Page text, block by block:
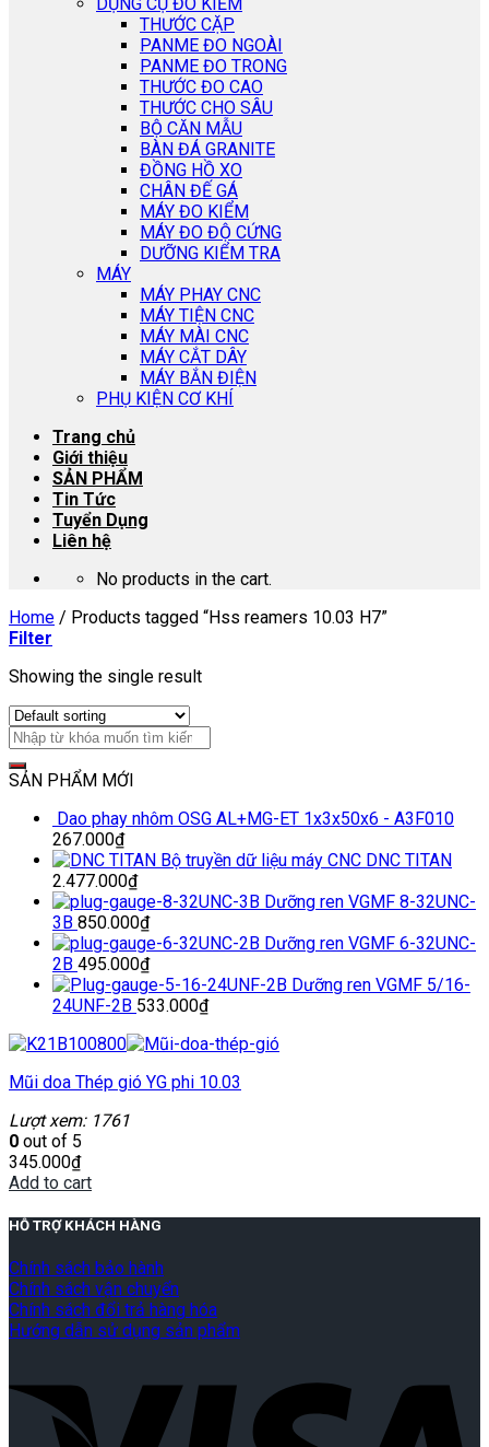
THƯỚC CẶP
PANME ĐO NGOÀI
PANME ĐO TRONG
THƯỚC ĐO CAO
THƯỚC CHO SÂU
BỘ CĂN MẪU
BÀN ĐÁ GRANITE
ĐỒNG HỒ XO
CHÂN ĐẾ GÁ
MÁY ĐO KIỂM
MÁY ĐO ĐỘ CỨNG
DƯỠNG KIỂM TRA
MÁY
MÁY PHAY CNC
MÁY TIỆN CNC
MÁY MÀI CNC
MÁY CẮT DÂY
MÁY BẮN ĐIỆN
PHỤ KIỆN CƠ KHÍ
Trang chủ
Giới thiệu
SẢN PHẨM
Tin Tức
Tuyển Dụng
Liên hệ
No products in the cart.
Home / Products tagged “Hss reamers 10.03 H7”
Filter
Showing the single result
SẢN PHẨM MỚI
Dao phay nhôm OSG AL+MG-ET 1x3x50x6 - A3F010
267.000₫
Bộ truyền dữ liệu máy CNC DNC TITAN
2.477.000₫
Dưỡng ren VGMF 8-32UNC-
3B 850.000₫
Dưỡng ren VGMF 6-32UNC-
2B 495.000₫
Dưỡng ren VGMF 5/16-
24UNF-2B 533.000₫
Mũi doa Thép gió YG phi 10.03
Lượt xem: 1761
0 out of 5
345.000₫
Add to cart
HỖ TRỢ KHÁCH HÀNG
Chính sách bảo hành
Chính sách vận chuyển
Chính sách đổi trả hàng hóa
Hướng dẫn sử dụng sản phẩm